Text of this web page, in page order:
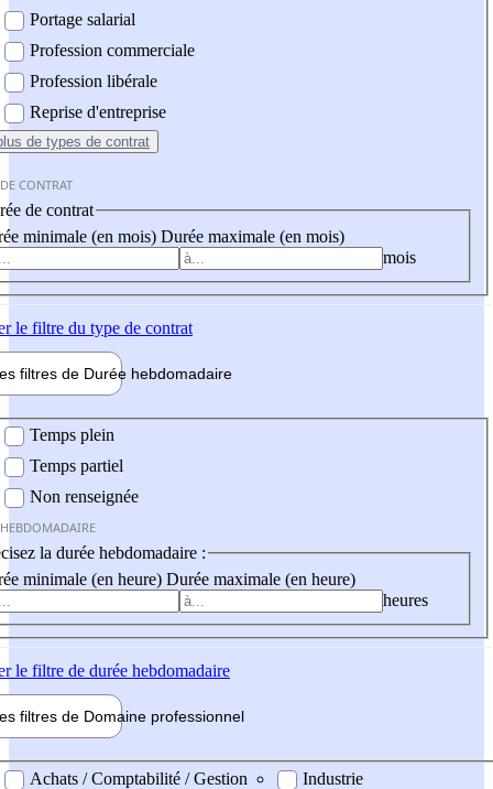
Portage salarial
Profession commerciale
Profession libérale
Reprise d'entreprise
de types de contrat
CONTRAT
de contrat
minimale (en mois) Durée maximale (en mois)
mois
le filtre du type de contrat
filtres de Durée hebdomadaire
Temps plein
Temps partiel
Non renseignée
la durée hebdomadaire :
minimale (en heure) Durée maximale (en heure)
heures
le filtre de durée hebdomadaire
filtres de Domaine professionnel
professionel
Achats / Comptabilité / Gestion
Industrie